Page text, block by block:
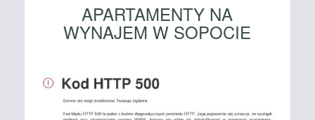
APARTAMENTY NA
WYNAJEM W SOPOCIE